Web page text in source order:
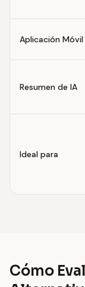
Aplicación Móvil
Resumen de IA
Ideal para
Cómo